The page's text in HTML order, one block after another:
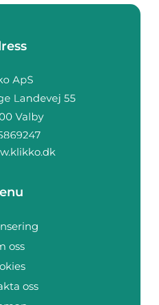
oss
oss